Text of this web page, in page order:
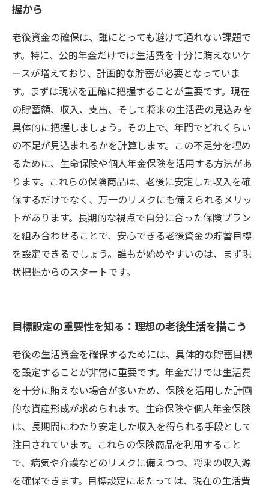
老後資金の準備完了：安定した生活を実現する
ための最終チェック
保険業界の最新動向と老後資金への影響とは？
初心者でもわかる！老後資金の貯蓄目標と保険
の基本知識
握から
老後資金の確保は、誰にとっても避けて通れない課題で
す。特に、公的年金だけでは生活費を十分に賄えないケ
ースが増えており、計画的な貯蓄が必要となっていま
す。まずは現状を正確に把握することが重要です。現在
の貯蓄額、収入、支出、そして将来の生活費の見込みを
具体的に把握しましょう。その上で、年間でどれくらい
の不足が見込まれるかを計算します。この不足分を埋め
るために、生命保険や個人年金保険を活用する方法があ
ります。これらの保険商品は、老後に安定した収入を確
保するだけでなく、万一のリスクにも備えられるメリッ
トがあります。長期的な視点で自分に合った保険プラン
を組み合わせることで、安心できる老後資金の貯蓄目標
を設定できるでしょう。誰もが始めやすいのは、まず現
状把握からのスタートです。
目標設定の重要性を知る：理想の老後生活を描こう
老後の生活資金を確保するためには、具体的な貯蓄目標
を設定することが非常に重要です。年金だけでは生活費
を十分に賄えない場合が多いため、保険を活用した計画
的な資産形成が求められます。生命保険や個人年金保険
は、長期間にわたり安定した収入を得られる手段として
注目されています。これらの保険商品を利用すること
で、病気や介護などのリスクに備えつつ、将来の収入源
を確保できます。目標設定にあたっては、現在の生活費